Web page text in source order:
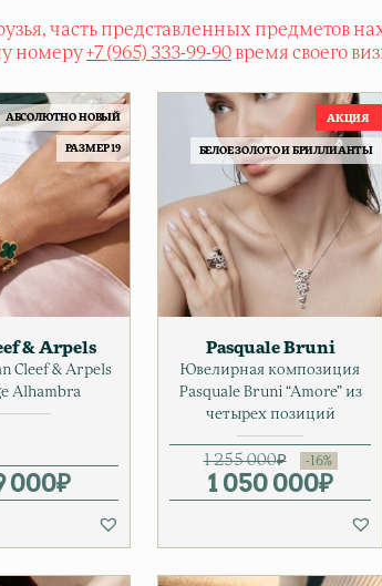
часть представленных предметов
номеру+7 (965) 333-99-90 время своего
АБСОЛЮТНО НОВЫЙ
РАЗМЕР 19
& Arpels
Cleef & Arpels
Alhambra
000₽
БЕЛОЕ ЗОЛОТО И БРИЛЛИАНТЫ
Pasquale Bruni
Ювелирная композиция
Pasquale Bruni “Amore” из
четырех позиций
1 255 000₽
1 050 000₽
Текущая